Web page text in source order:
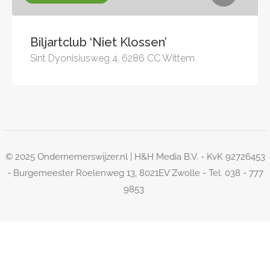
Biljartclub ‘Niet Klossen’
Sint Dyonisiusweg 4, 6286 CC Wittem
© 2025 Ondernemerswijzer.nl | H&H Media B.V. - KvK 92726453
- Burgemeester Roelenweg 13, 8021EV Zwolle - Tel. 038 - 777
9853